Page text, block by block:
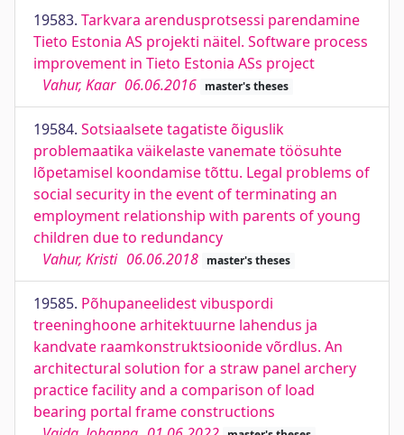
19583. Tarkvara arendusprotsessi parendamine
Tieto Estonia AS projekti näitel. Software process
improvement in Tieto Estonia ASs project
Vahur, Kaar 06.06.2016 master's theses
19584. Sotsiaalsete tagatiste õiguslik
problemaatika väikelaste vanemate töösuhte
lõpetamisel koondamise tõttu. Legal problems of
social security in the event of terminating an
employment relationship with parents of young
children due to redundancy
Vahur, Kristi 06.06.2018 master's theses
19585. Põhupaneelidest vibuspordi
treeninghoone arhitektuurne lahendus ja
kandvate raamkonstruktsioonide võrdlus. An
architectural solution for a straw panel archery
practice facility and a comparison of load
bearing portal frame constructions